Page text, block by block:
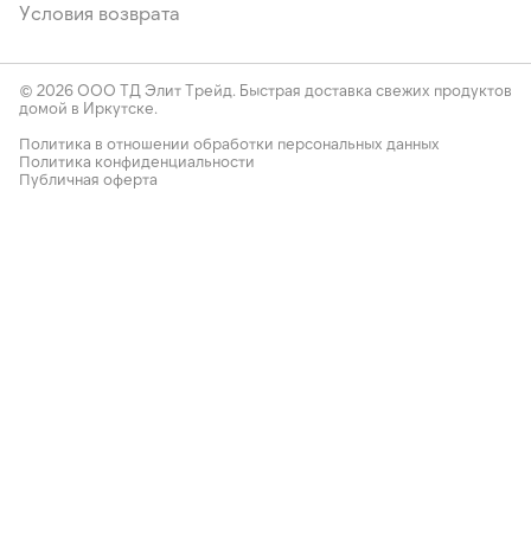
Условия возврата
© 2026 ООО ТД Элит Трейд. Быстрая доставка свежих продуктов
домой в Иркутске.
Политика в отношении обработки персональных данных
Политика конфиденциальности
Публичная оферта